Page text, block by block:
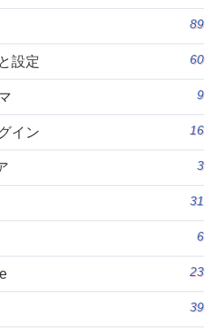
89
設定 60
9
イン 16
3
31
6
23
39